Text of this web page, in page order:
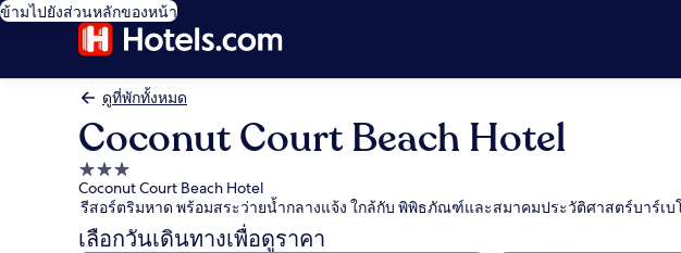
ข้ามไปยังส่วนหลักของหน้า
ดูที่พักทั้งหมด
Coconut Court Beach Hotel
ที่พัก
3.0
ดาว
Coconut Court Beach Hotel
รีสอร์ตริมหาด พร้อมสระว่ายน้ำกลางแจ้ง ใกล้กับ พิพิธภัณฑ์และสมาคมประวัติศาสตร์บาร์เบ
เลือกวันเดินทางเพื่อดูราคา